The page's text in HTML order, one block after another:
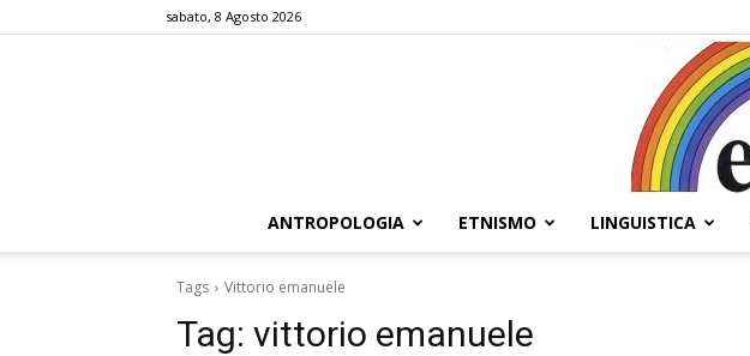
sabato, 8 Agosto 2026
ANTROPOLOGIA ETNISMO LINGUISTICA
Tags Vittorio emanuele
Tag: vittorio emanuele